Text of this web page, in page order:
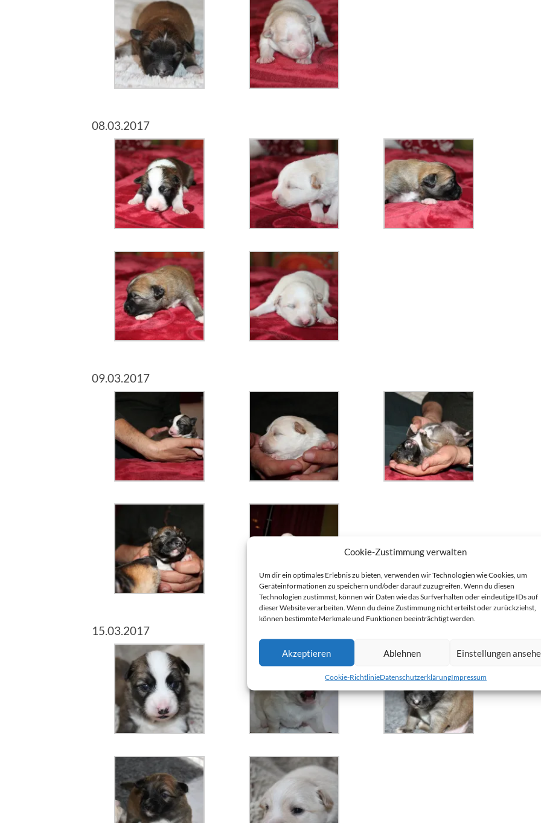
Cookie-Zustimmung verwalten
Um dir ein optimales Erlebnis zu bieten, verwenden wir Technologien wie Cookies, um
Geräteinformationen zu speichern und/oder darauf zuzugreifen. Wenn du diesen
Technologien zustimmst, können wir Daten wie das Surfverhalten oder eindeutige IDs auf
dieser Website verarbeiten. Wenn du deine Zustimmung nicht erteilst oder zurückziehst,
können bestimmte Merkmale und Funktionen beeinträchtigt werden.
Akzeptieren Ablehnen Einstellungen
Cookie-RichtlinieDatenschutzerklärungImpressum
08.03.2017
09.03.2017
15.03.2017